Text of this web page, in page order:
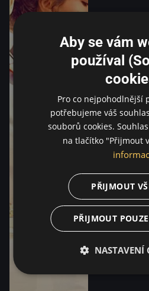
Aby se vám
používal
Pro co nejpohodlnější
potřebujeme váš
souborů cookies.
na tlačítko "Přijmout
PŘIJMOUT
PŘIJMOUT
NASTAVENÍ